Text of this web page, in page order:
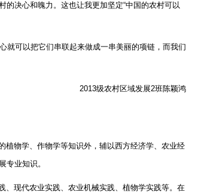
的决心和魄力。这也让我更加坚定“中国的农村可以
就可以把它们串联起来做成一串美丽的项链，而我们
2013级农村区域发展2班陈颖鸿
植物学、作物学等知识外，辅以西方经济学、农业经
专业知识。
、现代农业实践、农业机械实践、植物学实践等。在